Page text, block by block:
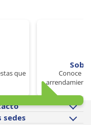
que
Conoce
sedes